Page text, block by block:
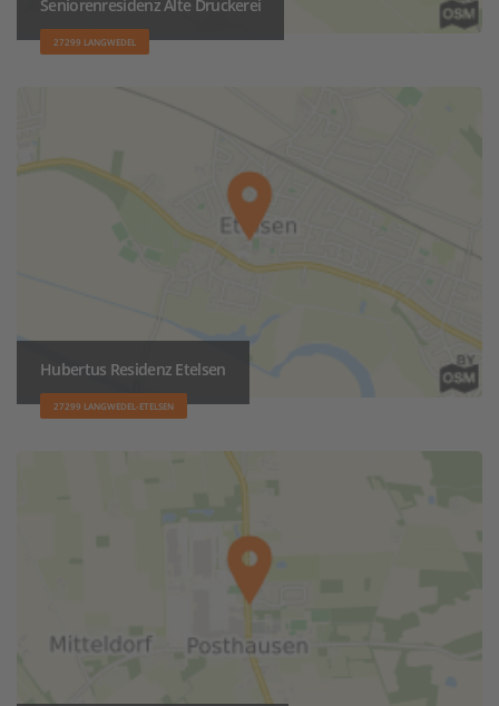
Seniorenresidenz Alte Druckerei
27299 LANGWEDEL
Hubertus Residenz Etelsen
27299 LANGWEDEL-ETELSEN